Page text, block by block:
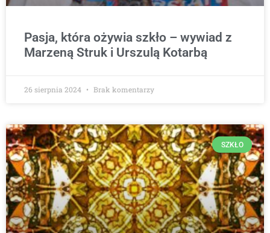
Pasja, która ożywia szkło – wywiad z
Marzeną Struk i Urszulą Kotarbą
26 sierpnia 2024 Brak komentarzy
SZKŁO